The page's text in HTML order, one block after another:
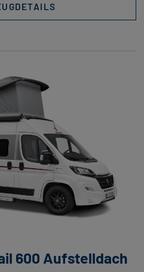
600 Aufstelldach